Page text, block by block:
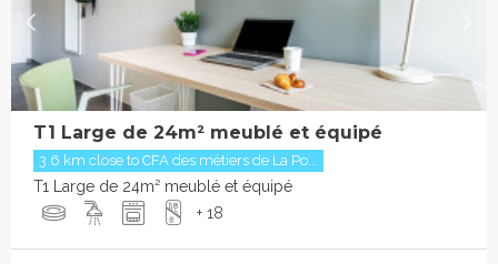
T1 Large de 24m² meublé et équipé
3.6 km close to CFA des métiers de La Po...
T1 Large de 24m² meublé et équipé
+ 18